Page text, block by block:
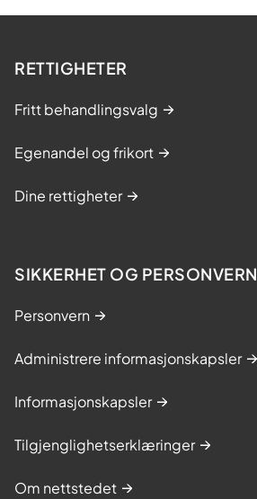
RETTIGHETER
Fritt behandlingsvalg
Egenandel og frikort
Dine rettigheter
SIKKERHET OG PERSONVERN
Personvern
Administrere informasjonskapsler
Informasjonskapsler
Tilgjenglighetserklæringer
Om nettstedet